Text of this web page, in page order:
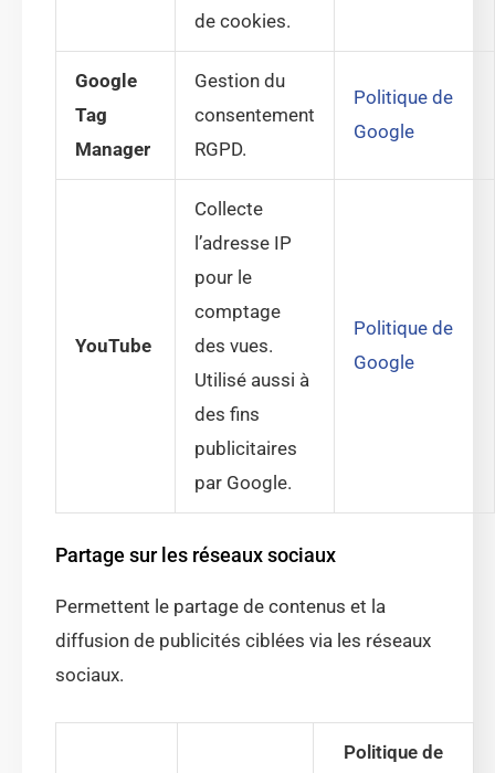
de cookies.
Google
Tag
Manager
Gestion du
consentement
RGPD.
Politique de
Google
YouTube
Collecte
l’adresse IP
pour le
comptage
des vues.
Utilisé aussi à
des fins
publicitaires
par Google.
Politique de
Google
Partage sur les réseaux sociaux
Permettent le partage de contenus et la
diffusion de publicités ciblées via les réseaux
sociaux.
Politique de